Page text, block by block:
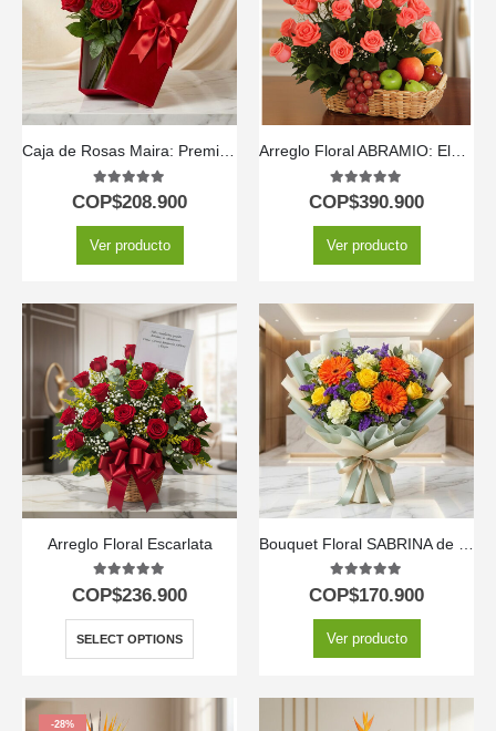
5.00out of 5
COP$208.900
Ver producto
5.00out of 5
COP$390.900
Ver producto
Arreglo Floral Escarlata
5.00out of 5
COP$236.900
SELECT OPTIONS
5.00out of 5
COP$170.900
Ver producto
-28%